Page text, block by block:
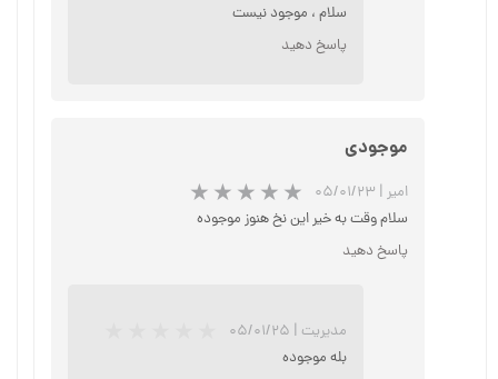
سلام ، موجود نیست
پاسخ دهید
موجودی
امیر | ۰۵/۰۱/۲۳
سلام وقت به خیر این نخ هنوز موجوده
پاسخ دهید
مدیریت | ۰۵/۰۱/۲۵
بله موجوده